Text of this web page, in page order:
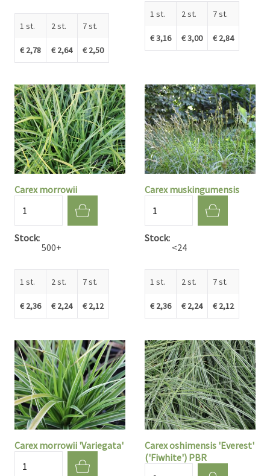
1 st.
€ 2,78
2 st.
€ 2,64
7 st.
€ 2,50
1 st.
€ 3,16
2 st.
€ 3,00
7 st.
€ 2,84
Carex morrowii
Stock
500+
1 st.
€ 2,36
2 st.
€ 2,24
7 st.
€ 2,12
Carex muskingumensis
Stock
<24
1 st.
€ 2,36
2 st.
€ 2,24
7 st.
€ 2,12
Carex morrowii 'Variegata'
Carex oshimensis 'Everest'
('Fiwhite') PBR